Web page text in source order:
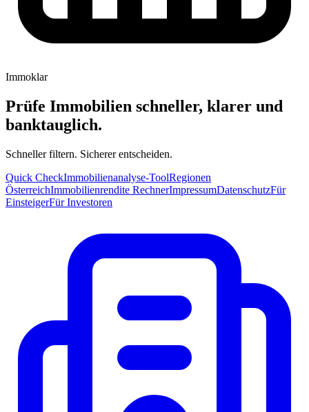
Immoklar
Prüfe Immobilien schneller, klarer und
banktauglich.
Schneller filtern. Sicherer entscheiden.
Quick CheckImmobilienanalyse-ToolRegionen
ÖsterreichImmobilienrendite RechnerImpressumDatenschutzFür
EinsteigerFür Investoren